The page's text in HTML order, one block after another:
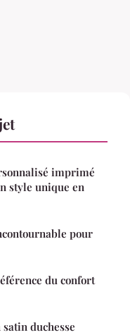
imprimé
style unique en
pour
du confort
duchesse